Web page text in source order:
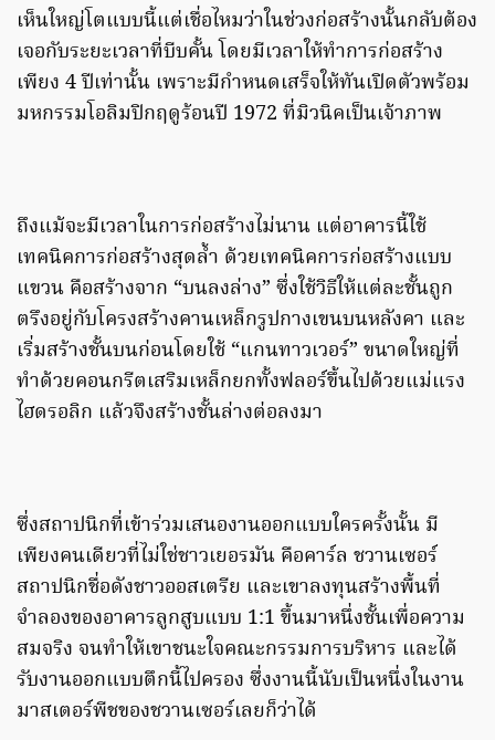
เห็นใหญ่โตแบบนี้แต่เชื่อไหมว่าในช่วงก่อสร้างนั้นกลับต้อง
เจอกับระยะเวลาที่บีบคั้น โดยมีเวลาให้ทำการก่อสร้าง
เพียง 4 ปีเท่านั้น เพราะมีกำหนดเสร็จให้ทันเปิดตัวพร้อม
มหกรรมโอลิมปิกฤดูร้อนปี 1972 ที่มิวนิคเป็นเจ้าภาพ
ถึงแม้จะมีเวลาในการก่อสร้างไม่นาน แต่อาคารนี้ใช้
เทคนิคการก่อสร้างสุดล้ำ ด้วยเทคนิคการก่อสร้างแบบ
แขวน คือสร้างจาก “บนลงล่าง” ซึ่งใช้วิธีให้แต่ละชั้นถูก
ตรึงอยู่กับโครงสร้างคานเหล็กรูปกางเขนบนหลังคา และ
เริ่มสร้างชั้นบนก่อนโดยใช้ “แกนทาวเวอร์” ขนาดใหญ่ที่
ทำด้วยคอนกรีตเสริมเหล็กยกทั้งฟลอร์ขึ้นไปด้วยแม่แรง
ไฮดรอลิก แล้วจึงสร้างชั้นล่างต่อลงมา
ซึ่งสถาปนิกที่เข้าร่วมเสนองานออกแบบใครครั้งนั้น มี
เพียงคนเดียวที่ไม่ใช่ชาวเยอรมัน คือคาร์ล ชวานเซอร์
สถาปนิกชื่อดังชาวออสเตรีย และเขาลงทุนสร้างพื้นที่
จำลองของอาคารลูกสูบแบบ 1:1 ขึ้นมาหนึ่งชั้นเพื่อความ
สมจริง จนทำให้เขาชนะใจคณะกรรมการบริหาร และได้
รับงานออกแบบตึกนี้ไปครอง ซึ่งงานนี้นับเป็นหนึ่งในงาน
มาสเตอร์พีชของชวานเซอร์เลยก็ว่าได้